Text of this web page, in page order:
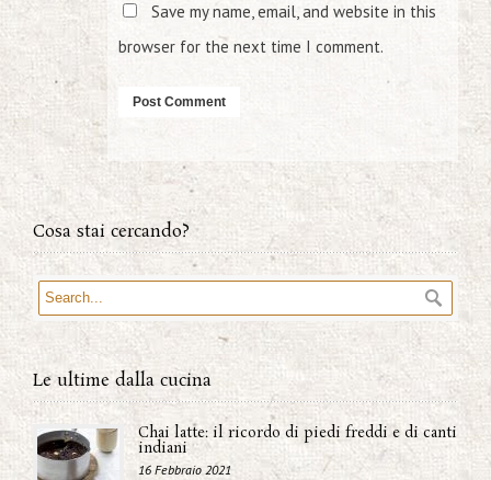
Save my name, email, and website in this
browser for the next time I comment.
Cosa stai cercando?
Le ultime dalla cucina
Chai latte: il ricordo di piedi freddi e di canti
indiani
16 Febbraio 2021